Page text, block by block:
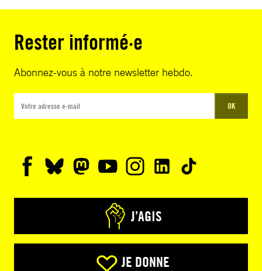
Rester informé·e
Abonnez-vous à notre newsletter hebdo.
OK
J’AGIS
JE DONNE